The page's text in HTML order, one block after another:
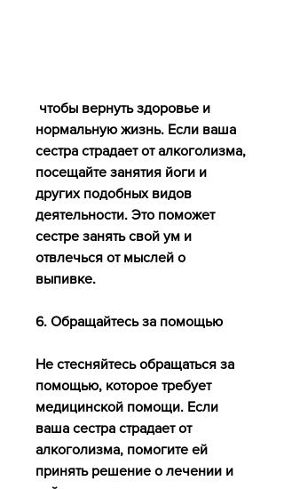
нормальную жизнь. Если ваша
сестра страдает от алкоголизма,
посещайте занятия йоги и
других подобных видов
деятельности. Это поможет
сестре занять свой ум и
отвлечься от мыслей о
выпивке.
6. Обращайтесь за помощью
Не стесняйтесь обращаться за
помощью, которое требует
медицинской помощи. Если
ваша сестра страдает от
алкоголизма, помогите ей
принять решение о лечении и